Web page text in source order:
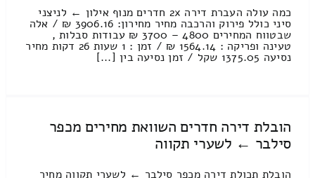
כמה עולה העברת דירה 2x חדרים מנוף אילון ← לניצני
סיני כולל פירוק והרכבה מחיר מחירון: 3906.16 ₪ / אלה
שבטווח המחירים 4800 – 3700 ₪ עבודות סבלות ,
טעינה ופריקה : 1564.14 ₪ / זמן : 1 שעות 26 דקות מחיר
נסיעה 1375.05 שקל / זמן נסיעה בין [...]
הובלת דירה חדרים השוואת מחירים מכפר
סילבר ← לשערי תקווה
הובלת תכולת דירה מכפר סילבר ← לשערי תקווה מחיר